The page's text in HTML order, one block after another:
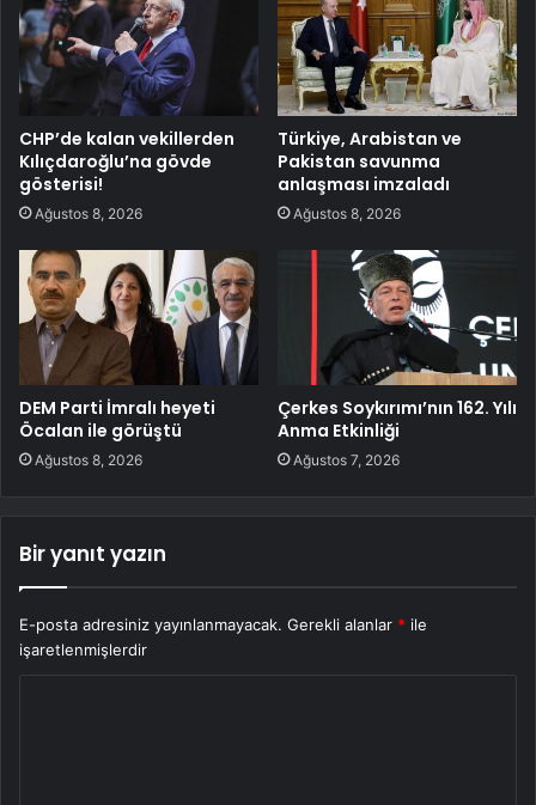
CHP’de kalan vekillerden
Kılıçdaroğlu’na gövde
gösterisi!
Ağustos 8, 2026
Türkiye, Arabistan ve
Pakistan savunma
anlaşması imzaladı
Ağustos 8, 2026
DEM Parti İmralı heyeti
Öcalan ile görüştü
Ağustos 8, 2026
Çerkes Soykırımı’nın 162. Yılı
Anma Etkinliği
Ağustos 7, 2026
Bir yanıt yazın
E-posta adresiniz yayınlanmayacak. Gerekli alanlar * ile
işaretlenmişlerdir